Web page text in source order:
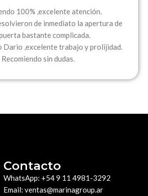
100% ,excelente atención.
de inmediato la apertura de
bastante complicada.
Dario ,excelente trabajo y prolijidad.
Recomiendo sin dudas.
Contacto
WhatsApp: +54 9 11 4981-3292
Email: ventas@marinagroup.ar